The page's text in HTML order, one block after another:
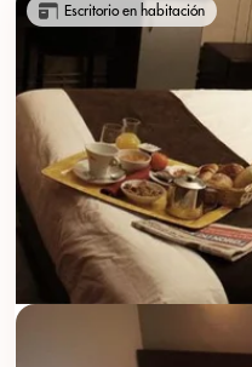
Escritorio en habitación